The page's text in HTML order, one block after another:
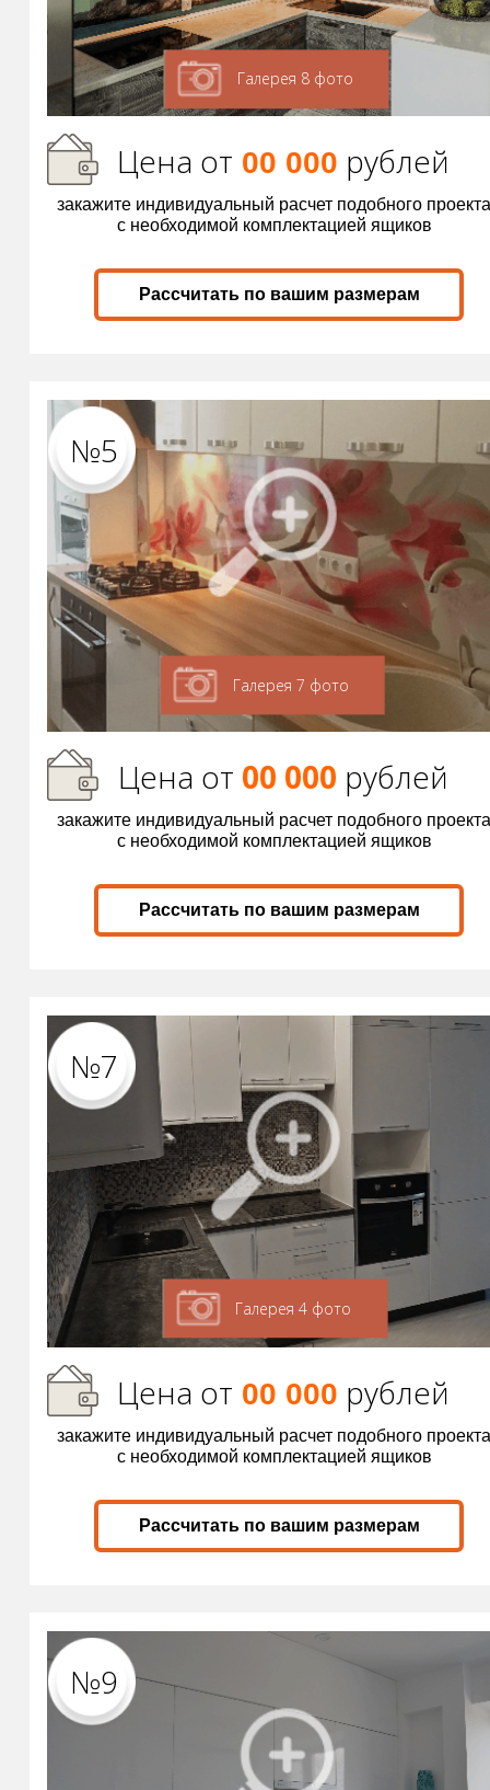
№9
Галерея 8 фото
закажите индивидуальный расчет подобного проекта
с необходимой комплектацией ящиков
Рассчитать по вашим размерам
закажите индивидуальный расчет подобного проекта
с необходимой комплектацией ящиков
Цена от 00 000 рублей
Галерея 4 фото
№7
Рассчитать по вашим размерам
Цена от 00 000 рублей
№5
Галерея 7 фото
Цена от 00 000 рублей
закажите индивидуальный расчет подобного проекта
с необходимой комплектацией ящиков
Рассчитать по вашим размерам